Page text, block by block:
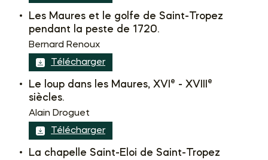
Les Maures et le golfe de Saint-Tropez
pendant la peste de 1720.
Bernard Renoux
Télécharger
Le loup dans les Maures, XVIe - XVIIIe
siècles.
Alain Droguet
Télécharger
La chapelle Saint-Eloi de Saint-Tropez